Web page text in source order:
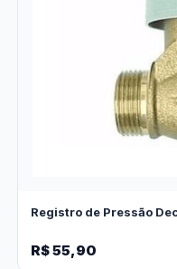
Registro de Pressão
R$ 55,90